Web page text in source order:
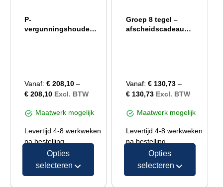
P-
vergunningshouders
Vanaf: € 208,10 –
€ 208,10 Excl. BTW
Maatwerk mogelijk
Levertijd 4-8 werkweken
na bestelling
Opties
selecteren
Groep 8 tegel –
afscheidscadeau
Vanaf: € 130,73 –
€ 130,73 Excl. BTW
Maatwerk mogelijk
Levertijd 4-8 werkweken
na bestelling
Opties
selecteren